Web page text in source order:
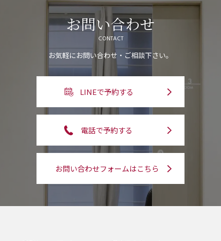
お問い合わせ
CONTACT
お気軽にお問い合わせ・ご相談下さい。
LINEで予約する
電話で予約する
お問い合わせフォームはこちら